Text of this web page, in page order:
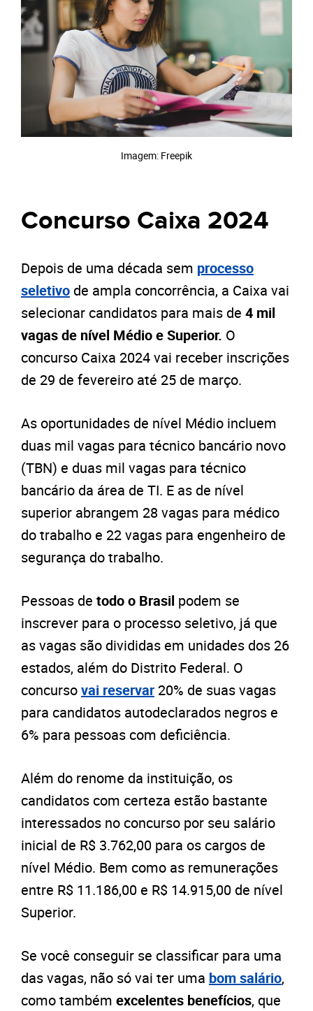
Imagem: Freepik
Concurso Caixa 2024
Depois de uma década sem processo
seletivo de ampla concorrência, a Caixa vai
selecionar candidatos para mais de 4 mil
vagas de nível Médio e Superior. O
concurso Caixa 2024 vai receber inscrições
de 29 de fevereiro até 25 de março.
As oportunidades de nível Médio incluem
duas mil vagas para técnico bancário novo
(TBN) e duas mil vagas para técnico
bancário da área de TI. E as de nível
superior abrangem 28 vagas para médico
do trabalho e 22 vagas para engenheiro de
segurança do trabalho.
Pessoas de todo o Brasil podem se
inscrever para o processo seletivo, já que
as vagas são divididas em unidades dos 26
estados, além do Distrito Federal. O
concursovai reservar 20% de suas vagas
para candidatos autodeclarados negros e
6% para pessoas com deficiência.
Além do renome da instituição, os
candidatos com certeza estão bastante
interessados no concurso por seu salário
inicial de R$ 3.762,00 para os cargos de
nível Médio. Bem como as remunerações
entre R$ 11.186,00 e R$ 14.915,00 de nível
Superior.
Se você conseguir se classificar para uma
das vagas, não só vai ter uma bom salário,
como também excelentes benefícios, que